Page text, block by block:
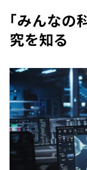
「みんなの
究を知る